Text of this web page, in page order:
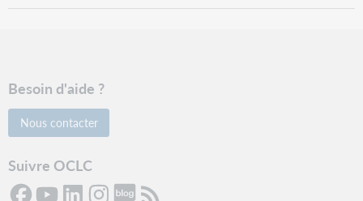
Besoin d'aide ?
Nous contacter
Suivre OCLC